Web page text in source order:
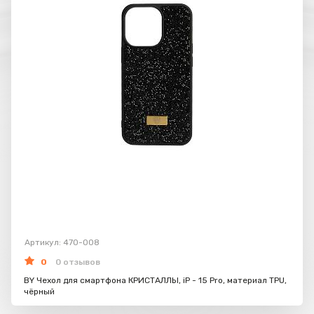
Артикул: 470-008
0
0 отзывов
BY Чехол для смартфона КРИСТАЛЛЫ, iP - 15 Pro, материал TPU,
чёрный